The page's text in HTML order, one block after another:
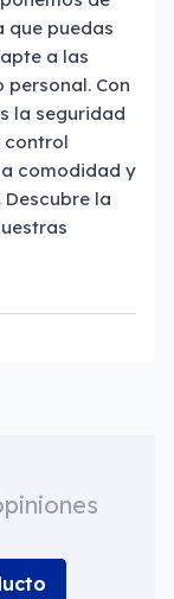
que puedas
a las
Con
la seguridad
control
comodidad y
la